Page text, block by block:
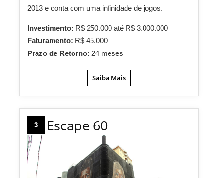
2013 e conta com uma infinidade de jogos.
Investimento: R$ 250.000 até R$ 3.000.000
Faturamento: R$ 45.000
Prazo de Retorno: 24 meses
Saiba Mais
3 Escape 60